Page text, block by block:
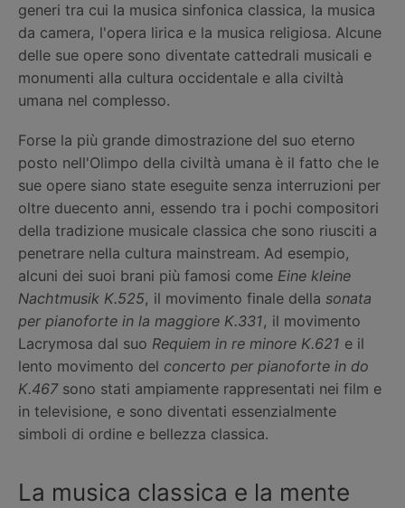
generi tra cui la musica sinfonica classica, la musica
da camera, l'opera lirica e la musica religiosa. Alcune
delle sue opere sono diventate cattedrali musicali e
monumenti alla cultura occidentale e alla civiltà
umana nel complesso.
Forse la più grande dimostrazione del suo eterno
posto nell'Olimpo della civiltà umana è il fatto che le
sue opere siano state eseguite senza interruzioni per
oltre duecento anni, essendo tra i pochi compositori
della tradizione musicale classica che sono riusciti a
penetrare nella cultura mainstream. Ad esempio,
alcuni dei suoi brani più famosi come Eine kleine
Nachtmusik K.525, il movimento finale della sonata
per pianoforte in la maggiore K.331, il movimento
Lacrymosa dal suo Requiem in re minore K.621 e il
lento movimento del concerto per pianoforte in do
K.467sono stati ampiamente rappresentati nei film e
in televisione, e sono diventati essenzialmente
simboli di ordine e bellezza classica.
La musica classica e la mente